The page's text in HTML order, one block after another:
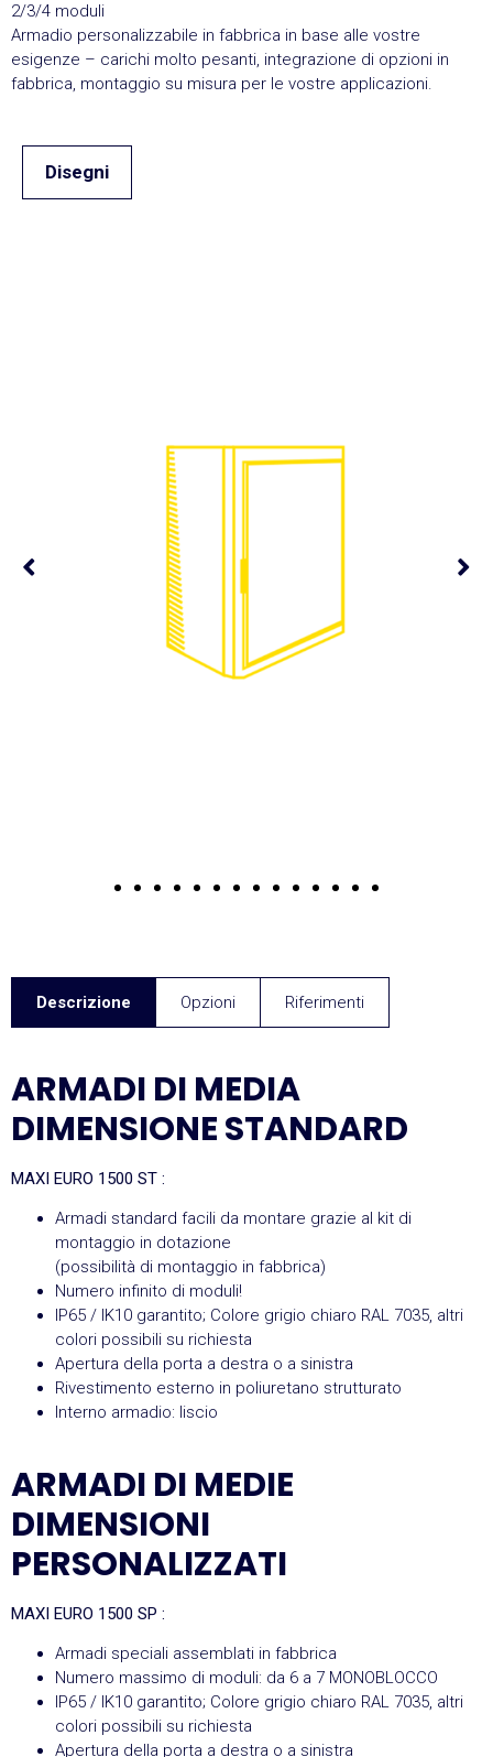
2/3/4 moduli
Armadio personalizzabile in fabbrica in base alle vostre
esigenze – carichi molto pesanti, integrazione di opzioni in
fabbrica, montaggio su misura per le vostre applicazioni.
Disegni
Descrizione Opzioni Riferimenti
ARMADI DI MEDIA
DIMENSIONE STANDARD
MAXI EURO 1500 ST :
Armadi standard facili da montare grazie al kit di
montaggio in dotazione
(possibilità di montaggio in fabbrica)
Numero infinito di moduli!
IP65 / IK10 garantito; Colore grigio chiaro RAL 7035, altri
colori possibili su richiesta
Apertura della porta a destra o a sinistra
Rivestimento esterno in poliuretano strutturato
Interno armadio: liscio
ARMADI DI MEDIE
DIMENSIONI
PERSONALIZZATI
MAXI EURO 1500 SP :
Armadi speciali assemblati in fabbrica
Numero massimo di moduli: da 6 a 7 MONOBLOCCO
IP65 / IK10 garantito; Colore grigio chiaro RAL 7035, altri
colori possibili su richiesta
Apertura della porta a destra o a sinistra